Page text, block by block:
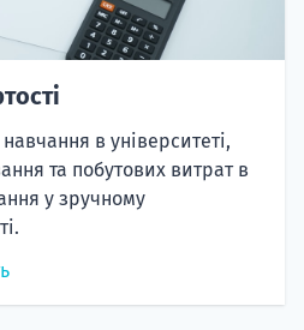
в університеті,
та побутових витрат в
у зручному